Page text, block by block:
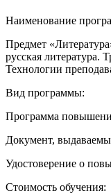
Наименование
Предмет
русская литература.
Технологии
Вид программы:
Программа
Документ,
Удостоверение о
Стоимость обучения: